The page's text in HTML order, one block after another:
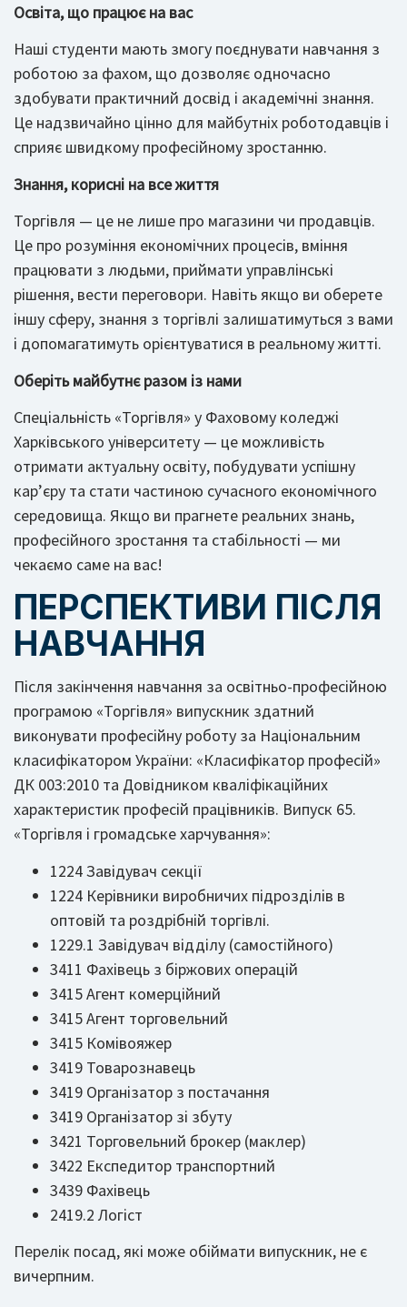
Освіта, що працює на вас
Наші студенти мають змогу поєднувати навчання з
роботою за фахом, що дозволяє одночасно
здобувати практичний досвід і академічні знання.
Це надзвичайно цінно для майбутніх роботодавців і
сприяє швидкому професійному зростанню.
Знання, корисні на все життя
Торгівля — це не лише про магазини чи продавців.
Це про розуміння економічних процесів, вміння
працювати з людьми, приймати управлінські
рішення, вести переговори. Навіть якщо ви оберете
іншу сферу, знання з торгівлі залишатимуться з вами
і допомагатимуть орієнтуватися в реальному житті.
Оберіть майбутнє разом із нами
Спеціальність «Торгівля» у Фаховому коледжі
Харківського університету — це можливість
отримати актуальну освіту, побудувати успішну
кар’єру та стати частиною сучасного економічного
середовища. Якщо ви прагнете реальних знань,
професійного зростання та стабільності — ми
чекаємо саме на вас!
ПЕРСПЕКТИВИ ПІСЛЯ
НАВЧАННЯ
Після закінчення навчання за освітньо-професійною
програмою «Торгівля» випускник здатний
виконувати професійну роботу за Національним
класифікатором України: «Класифікатор професій»
ДК 003:2010 та Довідником кваліфікаційних
характеристик професій працівників. Випуск 65.
«Торгівля і громадське харчування»:
1224 Завідувач секції
1224 Керівники виробничих підрозділів в
оптовій та роздрібній торгівлі.
1229.1 Завідувач відділу (самостійного)
3411 Фахівець з біржових операцій
3415 Агент комерційний
3415 Агент торговельний
3415 Комівояжер
3419 Товарознавець
3419 Організатор з постачання
3419 Організатор зі збуту
3421 Торговельний брокер (маклер)
3422 Експедитор транспортний
3439 Фахівець
2419.2 Логіст
Перелік посад, які може обіймати випускник, не є
вичерпним.